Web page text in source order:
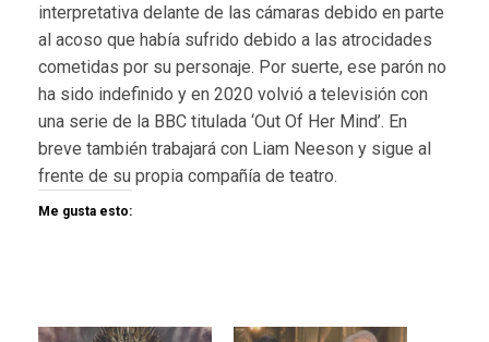
interpretativa delante de las cámaras debido en parte
al acoso que había sufrido debido a las atrocidades
cometidas por su personaje. Por suerte, ese parón no
ha sido indefinido y en 2020 volvió a televisión con
una serie de la BBC titulada ‘Out Of Her Mind’. En
breve también trabajará con Liam Neeson y sigue al
frente de su propia compañía de teatro.
Me gusta esto: